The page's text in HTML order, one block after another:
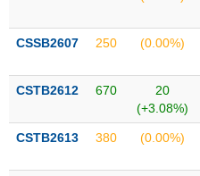
CSSB2607 250 (0.00%)
CSTB2612 670
20
(+3.08%)
CSTB2613 380 (0.00%)
phân
tích
ngữ
(-)